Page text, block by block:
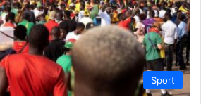
Sport